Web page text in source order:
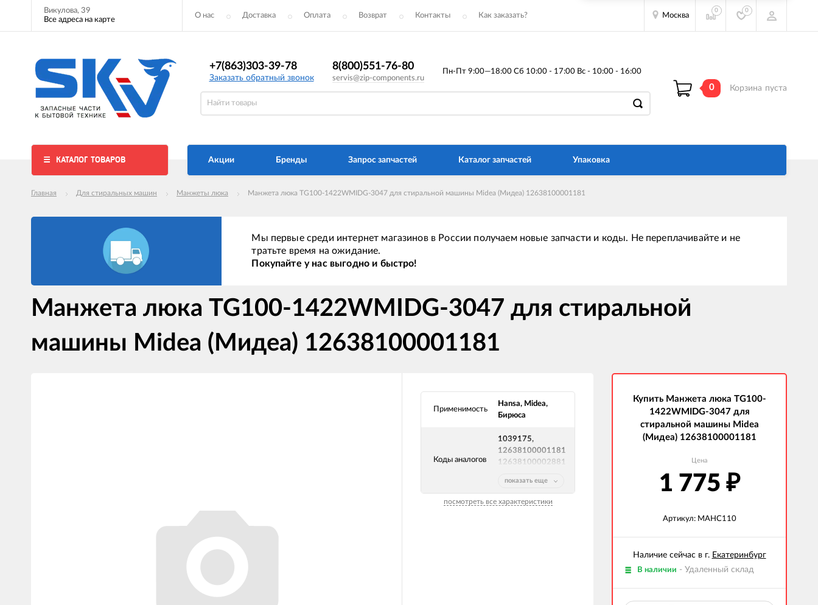
Викулова, 39
Все адреса на карте
О нас Доставка Оплата Возврат Контакты Как заказать? Москва
0 0
+7(863)303-39-78
Заказать обратный звонок
8(800)551-76-80
servis@zip-components.ru
Пн-Пт 9:00—18:00 Сб 10:00 - 17:00 Вс - 10:00 - 16:00
0 Корзина пуста
КАТАЛОГ ТОВАРОВ Акции Бренды Запрос запчастей Каталог запчастей Упаковка
Главная Для стиральных машин Манжеты люка Манжета люка TG100-1422WMIDG-3047 для стиральной машины Midea (Мидеа) 12638100001181
Мы первые среди интернет магазинов в России получаем новые запчасти и коды. Не переплачивайте и не
тратьте время на ожидание.
Покупайте у нас выгодно и быстро!
Манжета люка TG100-1422WMIDG-3047 для стиральной
машины Midea (Мидеа) 12638100001181
Применимость
Hansa, Midea,
Бирюса
Коды аналогов
1039175,
12638100001181
12638100002881
1422WMIDG-
показать еще
посмотреть все характеристики
Купить Манжета люка TG100-
1422WMIDG-3047 для
стиральной машины Midea
(Мидеа) 12638100001181
Цена
1 775 ₽
Артикул: МАНС110
Наличие сейчас в г. Екатеринбург
В наличии - Удаленный склад